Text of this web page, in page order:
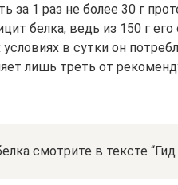
за 1 раз не более 30 г
белка, ведь из 150 г его
в сутки он
лишь треть от
смотрите в тексте “Гид